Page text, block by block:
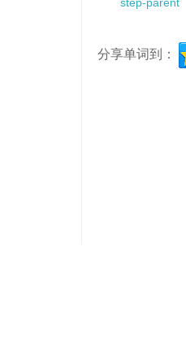
分享单词到：